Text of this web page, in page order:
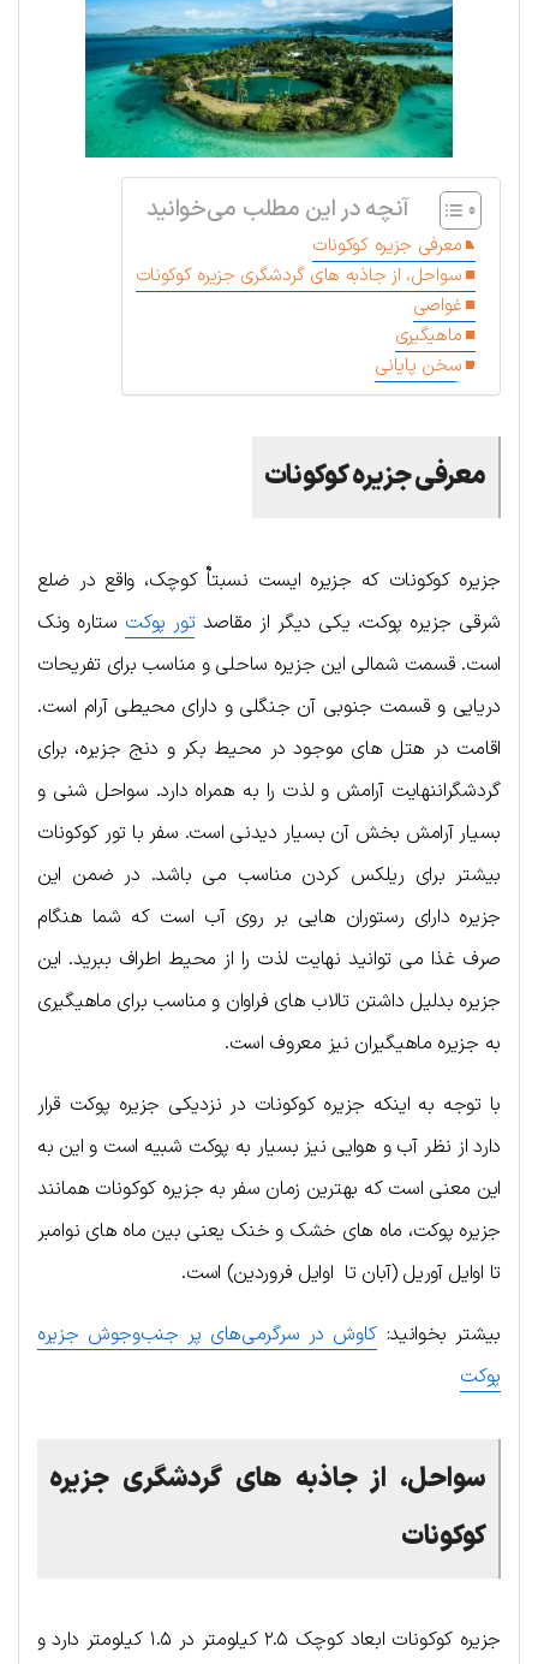
آنچه در این مطلب می‌خوانید
معرفی جزیره کوکونات
سواحل، از جاذبه های گردشگری جزیره کوکونات
غواصی
ماهیگیری
سخن پایانی
معرفی جزیره کوکونات
جزیره کوکونات که جزیره ایست نسبتاٌ کوچک، واقع در ضلع
شرقی جزیره پوکت، یکی دیگر از مقاصد تور پوکت ستاره ونک
است. قسمت شمالی این جزیره ساحلی و مناسب برای تفریحات
دریایی و قسمت جنوبی آن جنگلی و دارای محیطی آرام است.
اقامت در هتل های موجود در محیط بکر و دنج جزیره، برای
گردشگراننهایت آرامش و لذت را به همراه دارد. سواحل شنی و
بسیار آرامش بخش آن بسیار دیدنی است. سفر با تور کوکونات
بیشتر برای ریلکس کردن مناسب می باشد. در ضمن این
جزیره دارای رستوران هایی بر روی آب است که شما هنگام
صرف غذا می توانید نهایت لذت را از محیط اطراف ببرید. این
جزیره بدلیل داشتن تالاب های فراوان و مناسب برای ماهیگیری
به جزیره ماهیگیران نیز معروف است.
با توجه به اینکه جزیره کوکونات در نزدیکی جزیره پوکت قرار
دارد از نظر آب و هوایی نیز بسیار به پوکت شبیه است و این به
این معنی است که بهترین زمان سفر به جزیره کوکونات همانند
جزیره پوکت، ماه های خشک و خنک یعنی بین ماه های نوامبر
تا اوایل آوریل (آبان تا اوایل فروردین) است.
بیشتر بخوانید: کاوش در سرگرمی‌های پر جنب‌وجوش جزیره
پوکت
سواحل، از جاذبه های گردشگری جزیره
کوکونات
جزیره کوکونات ابعاد کوچک ۲.۵ کیلومتر در ۱.۵ کیلومتر دارد و